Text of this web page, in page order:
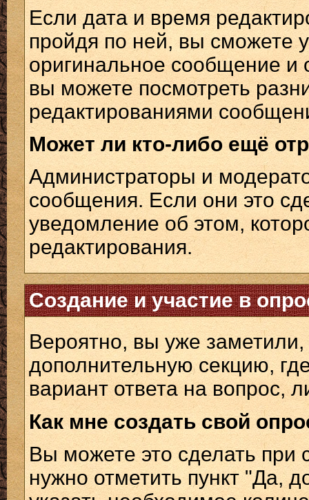
Если дата и время
пройдя по ней, вы сможете
оригинальное сообщение и
вы можете посмотреть
редактированиями
Может ли кто-либо ещё
Администраторы и
сообщения. Если они это
уведомление об этом,
редактирования.
Создание и участие в
Вероятно, вы уже
дополнительную секцию,
вариант ответа на вопрос,
Как мне создать свой
Вы можете это сделать при
нужно отметить пункт "Да,